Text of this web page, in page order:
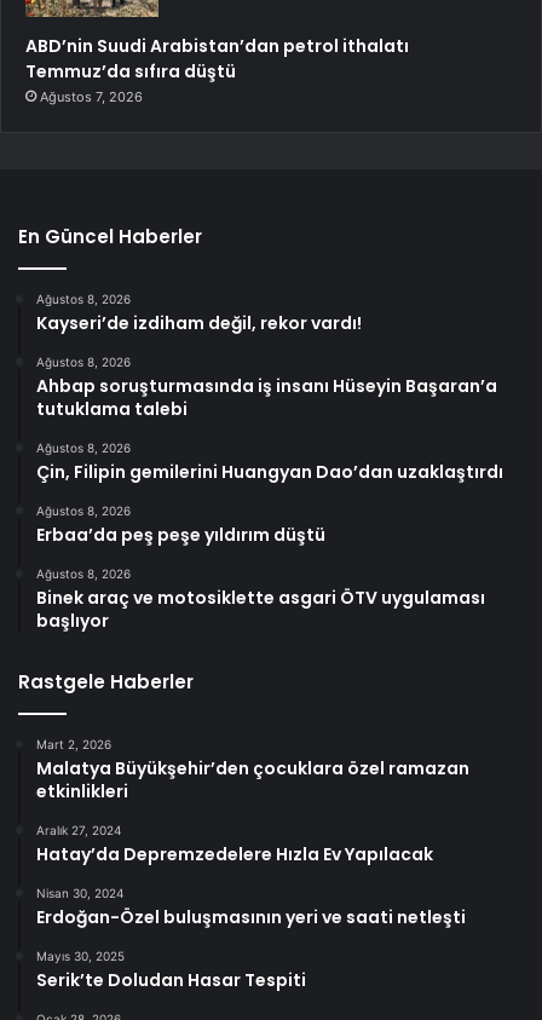
ABD’nin Suudi Arabistan’dan petrol ithalatı
Temmuz’da sıfıra düştü
Ağustos 7, 2026
En Güncel Haberler
Ağustos 8, 2026
Kayseri’de izdiham değil, rekor vardı!
Ağustos 8, 2026
Ahbap soruşturmasında iş insanı Hüseyin Başaran’a
tutuklama talebi
Ağustos 8, 2026
Çin, Filipin gemilerini Huangyan Dao’dan uzaklaştırdı
Ağustos 8, 2026
Erbaa’da peş peşe yıldırım düştü
Ağustos 8, 2026
Binek araç ve motosiklette asgari ÖTV uygulaması
başlıyor
Rastgele Haberler
Mart 2, 2026
Malatya Büyükşehir’den çocuklara özel ramazan
etkinlikleri
Aralık 27, 2024
Hatay’da Depremzedelere Hızla Ev Yapılacak
Nisan 30, 2024
Erdoğan-Özel buluşmasının yeri ve saati netleşti
Mayıs 30, 2025
Serik’te Doludan Hasar Tespiti